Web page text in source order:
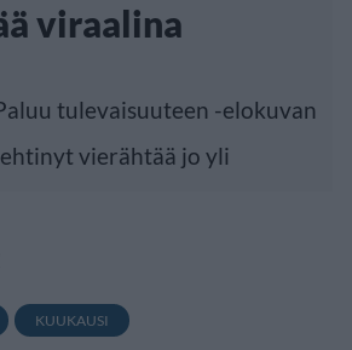
viraalina
tulevaisuuteen -elokuvan
vierähtää jo yli
KUUKAUSI